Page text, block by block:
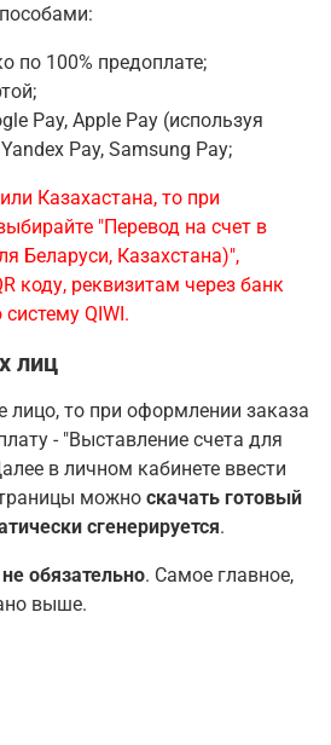
по 100% предоплате;
Pay, Apple Pay (используя
Pay, Samsung Pay;
Казахастана, то при
"Перевод на счет в
Беларуси, Казахстана)",
коду, реквизитам через банк
QIWI.
лиц
лицо, то при оформлении заказа
- "Выставление счета для
в личном кабинете ввести
можно скачать готовый
сгенерируется.
не обязательно. Самое главное,
выше.